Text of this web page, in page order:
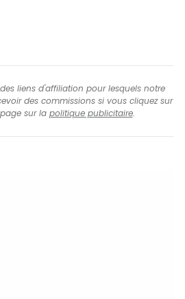
liens d'affiliation pour lesquels notre
des commissions si vous cliquez sur
sur la politique publicitaire.